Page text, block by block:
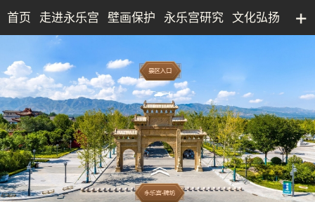
首页 走进永乐宫 壁画保护 永乐宫研究
文化弘扬
永乐宫研究院
文化产业 博物馆 典藏精品